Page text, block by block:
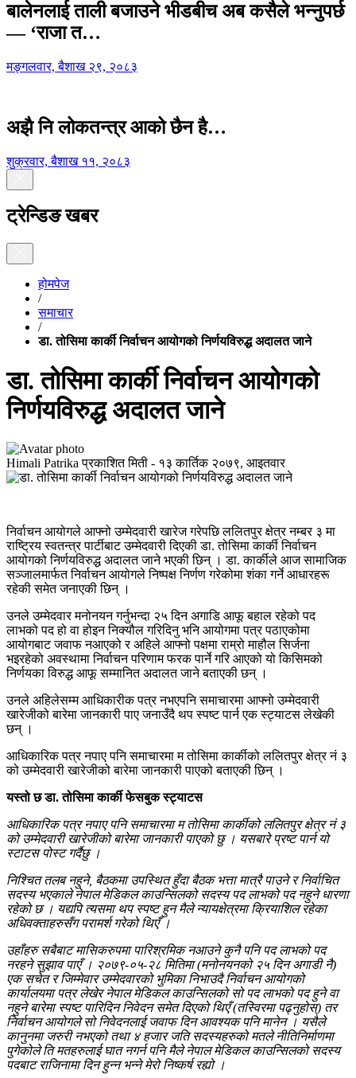
बालेनलाई ताली बजाउने भीडबीच अब कसैले भन्नुपर्छ
— ‘राजा त…
मङ्गलवार, बैशाख २९, २०८३
अझै नि लोकतन्त्र आको छैन है…
शुक्रवार, बैशाख ११, २०८३
ट्रेन्डिङ खबर
होमपेज
/
समाचार
/
डा. तोसिमा कार्की निर्वाचन आयोगको निर्णयविरुद्ध अदालत जाने
डा. तोसिमा कार्की निर्वाचन आयोगको
निर्णयविरुद्ध अदालत जाने
Himali Patrika प्रकाशित मिती - १३ कार्तिक २०७९, आइतवार
निर्वाचन आयोगले आफ्नो उम्मेदवारी खारेज गरेपछि ललितपुर क्षेत्र नम्बर ३ मा
राष्ट्रिय स्वतन्त्र पार्टीबाट उम्मेदवारी दिएकी डा. तोसिमा कार्की निर्वाचन
आयोगको निर्णयविरुद्ध अदालत जाने भएकी छिन् । डा. कार्कीले आज सामाजिक
सञ्जालमार्फत निर्वाचन आयोगले निष्पक्ष निर्णण गरेकोमा शंका गर्ने आधारहरू
रहेकी समेत जनाएकी छिन् ।
उनले उम्मेदवार मनोनयन गर्नुभन्दा २५ दिन अगाडि आफू बहाल रहेको पद
लाभको पद हो वा होइन निक्यौल गरिदिनु भनि आयोगमा पत्र पठाएकोमा
आयोगबाट जवाफ नआएको र अहिले आफ्नो पक्षमा राम्रो माहौल सिर्जना
भइरहेको अवस्थामा निर्वाचन परिणाम फरक पार्ने गरि आएको यो किसिमको
निर्णयका विरुद्ध आफू सम्मानित अदालत जाने बताएकी छन् ।
उनले अहिलेसम्म आधिकारीक पत्र नभएपनि समाचारमा आफ्नो उम्मेदवारी
खारेजीको बारेमा जानकारी पाए जनाउँदै थप स्पष्ट पार्न एक स्ट्याटस लेखेकी
छन् ।
आधिकारिक पत्र नपाए पनि समाचारमा म तोसिमा कार्कीको ललितपुर क्षेत्र नं ३
को उम्मेदवारी खारेजीको बारेमा जानकारी पाएको बताएकी छिन् ।
यस्तो छ डा. तोसिमा कार्की फेसबुक स्ट्याटस
आधिकारिक पत्र नपाए पनि समाचारमा म तोसिमा कार्कीको ललितपुर क्षेत्र नं ३
को उम्मेदवारी खारेजीको बारेमा जानकारी पाएको छु । यसबारे प्रष्ट पार्न यो
स्टाटस पोस्ट गर्दैछु ।
निश्चित तलब नहुने, बैठकमा उपस्थित हुँदा बैठक भत्ता मात्रै पाउने र निर्वाचित
सदस्य भएकाले नेपाल मेडिकल काउन्सिलको सदस्य पद लाभको पद नहुने धारणा
रहेको छ । यद्यपि त्यसमा थप स्पष्ट हुन मैले न्यायक्षेत्रमा क्रियाशिल रहेका
अधिवक्ताहरुसँग परामर्श गरेको थिएँ ।
उहाँहरु सबैबाट मासिकरुपमा पारिश्रमिक नआउने कुनै पनि पद लाभको पद
नरहने सुझाव पाएँ । २०७९-०५-२८ मितिमा (मनोनयनको २५ दिन अगाडी नै)
एक सचेत र जिम्मेवार उम्मेदवारको भुमिका निभाउदै निर्वाचन आयोगको
कार्यालयमा पत्र लेखेर नेपाल मेडिकल काउन्सिलको सो पद लाभको पद हुने वा
नहुने बारेमा स्पष्ट पारिदिन निवेदन समेत दिएको थिएँ (तस्विरमा पढ्नुहोस्) तर
निर्वाचन आयोगले सो निवेदनलाई जवाफ दिन आवश्यक पनि मानेन । यसैले
कानुनमा जरुरी नभएको तथा ४ हजार जति सदस्यहरुको मतले नीतिनिर्माणमा
पुगेकोले ति मतहरुलाई घात नगर्न पनि मैले नेपाल मेडिकल काउन्सिलको सदस्य
पदबाट राजिनामा दिन हुन्न भन्ने मेरो निष्कर्ष रह्यो ।